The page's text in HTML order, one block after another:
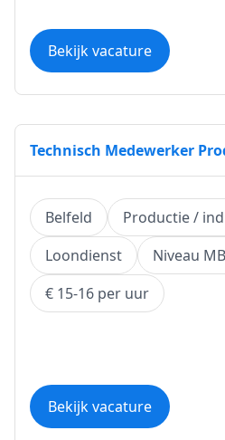
Bekijk vacature
Technisch Medewerker
Belfeld
Productie /
Loondienst
Niveau
€ 15-16 per uur
Bekijk vacature